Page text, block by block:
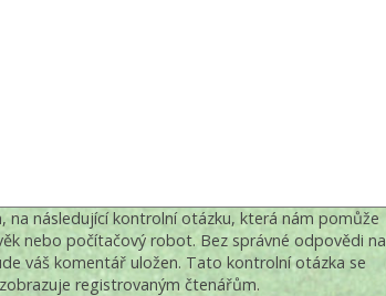
na následující kontrolní otázku, která nám pomůže
nebo počítačový robot. Bez správné odpovědi na
váš komentář uložen. Tato kontrolní otázka se
registrovaným čtenářům.